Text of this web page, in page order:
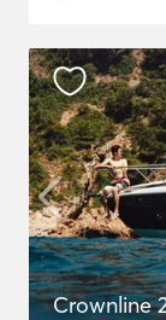
Crownline